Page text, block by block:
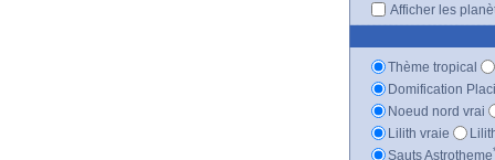
Afficher les
Thème tropical
Domification
Noeud nord vrai
Lilith vraie
Sauts Astrotheme